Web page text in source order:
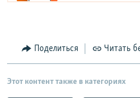
Поделиться Читать
Этот контент также в категориях